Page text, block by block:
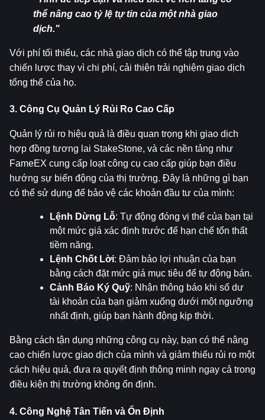
thể nâng cao tỷ lệ tự tin của một nhà giao
dịch."
Với phí tối thiểu, các nhà giao dịch có thể tập trung vào
chiến lược thay vì chi phí, cải thiện trải nghiệm giao dịch
tổng thể của họ.
3. Công Cụ Quản Lý Rủi Ro Cao Cấp
Quản lý rủi ro hiệu quả là điều quan trọng khi giao dịch
hợp đồng tương lai StakeStone, và các nền tảng như
FameEX cung cấp loạt công cụ cao cấp giúp bạn điều
hướng sự biến động của thị trường. Đây là những gì bạn
có thể sử dụng để bảo vệ các khoản đầu tư của mình:
Lệnh Dừng Lỗ: Tự động đóng vị thế của bạn tại
một mức giá xác định trước để hạn chế tổn thất
tiềm năng.
Lệnh Chốt Lời: Đảm bảo lợi nhuận của bạn
bằng cách đặt mức giá mục tiêu để tự động bán.
Cảnh Báo Ký Quỹ: Nhận thông báo khi số dư
tài khoản của bạn giảm xuống dưới một ngưỡng
nhất định, giúp bạn hành động kịp thời.
Bằng cách tận dụng những công cụ này, bạn có thể nâng
cao chiến lược giao dịch của mình và giảm thiểu rủi ro một
cách hiệu quả, đưa ra quyết định thông minh ngay cả trong
điều kiện thị trường không ổn định.
4. Công Nghệ Tân Tiến và Ổn Định